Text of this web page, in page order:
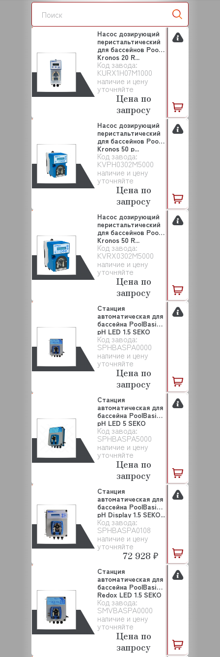
Код завода:
KURX1H07M1000
наличие и цену
уточняйте
Насос дозирующий
перистальтический
для бассейнов Pool
Kronos 20 R...
Цена по
запросу
Код завода:
KVPH0302M5000
наличие и цену
уточняйте
Насос дозирующий
перистальтический
для бассейнов Pool
Kronos 50 p...
Цена по
запросу
Код завода:
KVRX0302M5000
наличие и цену
уточняйте
Насос дозирующий
перистальтический
для бассейнов Pool
Kronos 50 R...
Цена по
запросу
Код завода:
SPHBASPA0000
наличие и цену
уточняйте
Станция
автоматическая для
бассейна PoolBasic
pH LED 1.5 SEKO
(SP...
Цена по
запросу
Код завода:
SPHBASPA5000
наличие и цену
уточняйте
Станция
автоматическая для
бассейна PoolBasic
pH LED 5 SEKO
(SPHB...
Цена по
запросу
Код завода:
SPHBASPA0108
наличие и цену
уточняйте
Станция
автоматическая для
бассейна PoolBasic
pH Display 1.5 SEKO...
72 928 ₽
Код завода:
SMVBASPA0000
наличие и цену
уточняйте
Станция
автоматическая для
бассейна PoolBasic
Redox LED 1.5 SEKO
...
Цена по
запросу